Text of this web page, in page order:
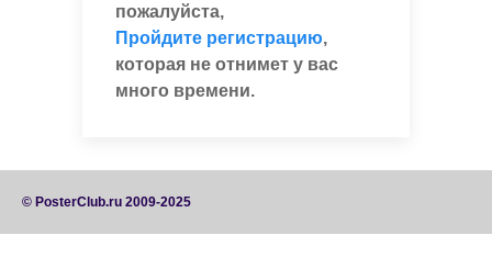
пожалуйста,
Пройдите регистрацию,
которая не отнимет у вас
много времени.
© PosterClub.ru 2009-2025